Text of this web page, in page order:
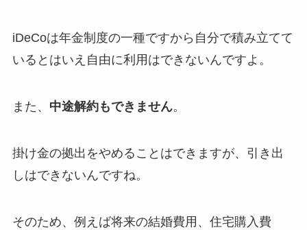
iDeCoは年金制度の一種ですから自分で積み立てて
いるとはいえ自由に利用はできないんですよ。
また、 中途解約もできません。
掛け金の拠出をやめることはできますが、引き出
しはできないんですね。
そのため、例えば将来の結婚費用、住宅購入費